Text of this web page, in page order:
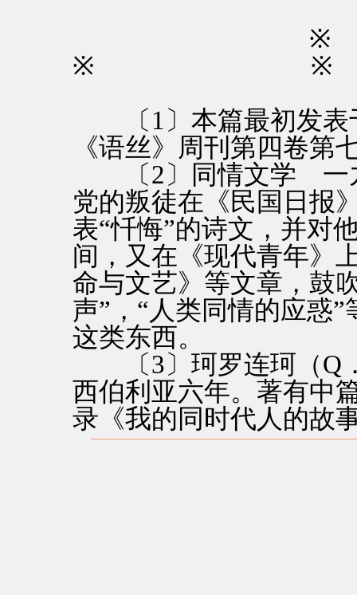
※ ※
〔1〕本篇最初发表
《语丝》周刊第四卷第
〔2〕同情文学 一九
党的叛徒在《民国日报
表“忏悔”的诗文，并对
间，又在《现代青年》
命与文艺》等文章，鼓
声”，“人类同情的应惑
这类东西。
〔3〕珂罗连珂（Q
西伯利亚六年。著有中
录《我的同时代人的故